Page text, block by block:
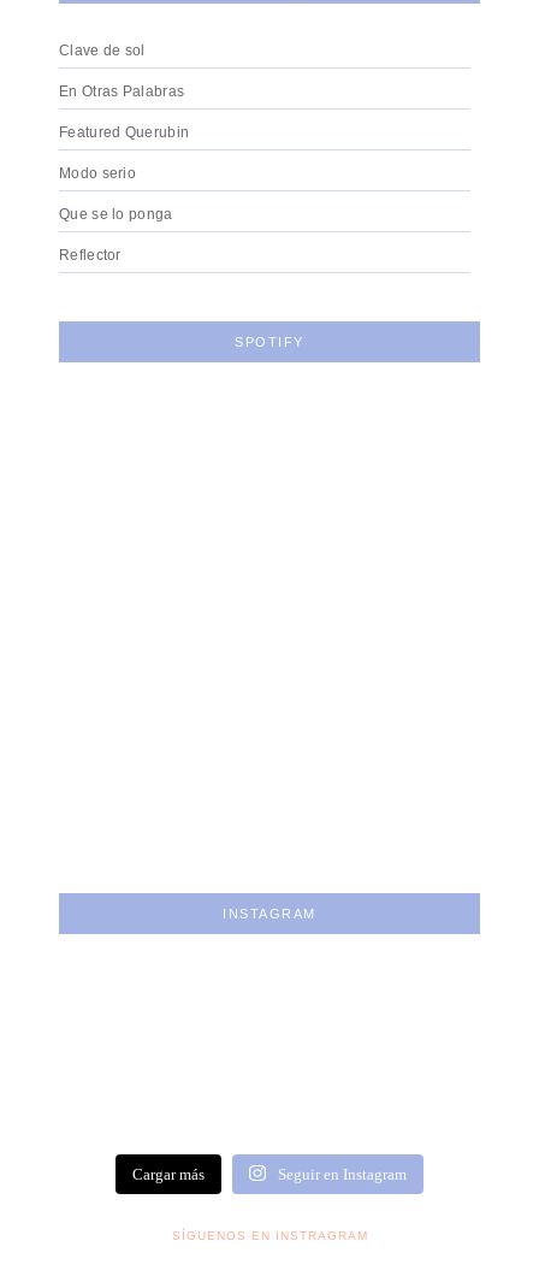
Clave de sol
En Otras Palabras
Featured Querubin
Modo serio
Que se lo ponga
Reflector
SPOTIFY
INSTAGRAM
Cargar más Seguir en Instagram
SÍGUENOS EN INSTRAGRAM